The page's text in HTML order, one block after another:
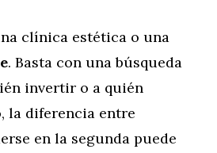
clínica estética o una
. Basta con una búsqueda
invertir o a quién
la diferencia entre
en la segunda puede